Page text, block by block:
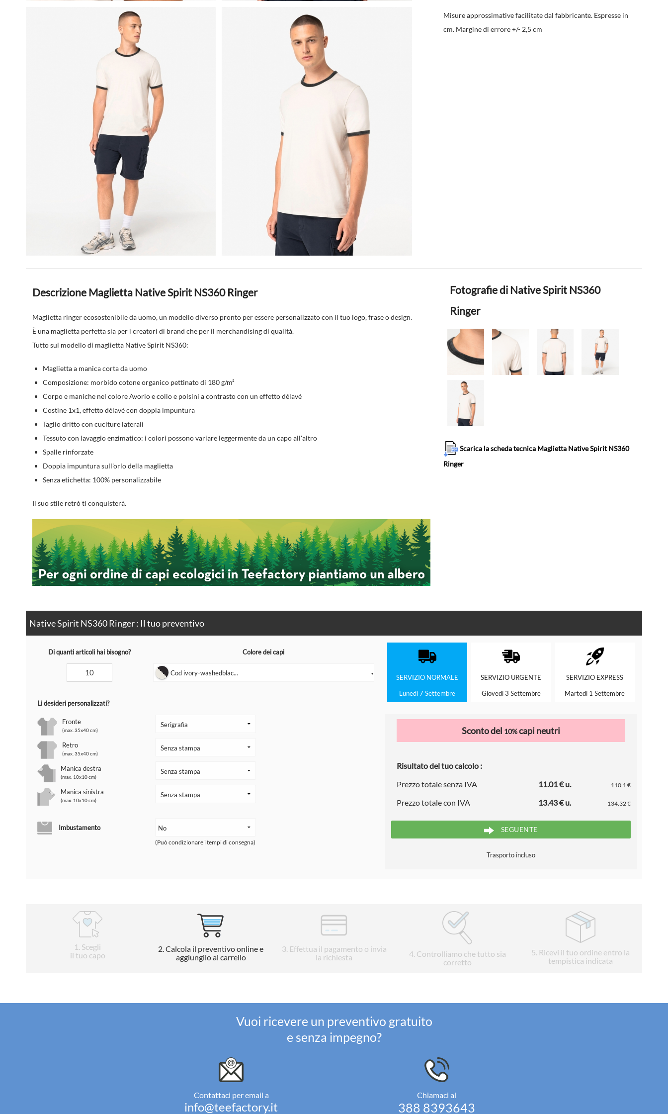
Misure approssimative facilitate dal fabbricante. Espresse in
cm. Margine di errore +/- 2,5 cm
Descrizione Maglietta Native Spirit NS360 Ringer
Maglietta ringer ecosostenibile da uomo, un modello diverso pronto per essere personalizzato con il tuo logo, frase o design.
È una maglietta perfetta sia per i creatori di brand che per il merchandising di qualità.
Tutto sul modello di maglietta Native Spirit NS360:
Maglietta a manica corta da uomo
Composizione: morbido cotone organico pettinato di 180 g/m²
Corpo e maniche nel colore Avorio e collo e polsini a contrasto con un effetto délavé
Costine 1x1, effetto délavé con doppia impuntura
Taglio dritto con cuciture laterali
Tessuto con lavaggio enzimatico: i colori possono variare leggermente da un capo all'altro
Spalle rinforzate
Doppia impuntura sull'orlo della maglietta
Senza etichetta: 100% personalizzabile
Il suo stile retrò ti conquisterà.
Fotografie di Native Spirit NS360
Ringer
Scarica la scheda tecnica Maglietta Native Spirit NS360
Ringer
Native Spirit NS360 Ringer : Il tuo preventivo
Di quanti articoli hai bisogno? Colore dei capi
Cod ivory-washedblac... ▼
Li desideri personalizzati?
Fronte
(max. 35x40 cm)
Retro
(max. 35x40 cm)
Manica destra
(max. 10x10 cm)
Manica sinistra
(max. 10x10 cm)
Imbustamento
(Può condizionare i tempi di consegna)
SERVIZIO NORMALE
Lunedì 7 Settembre
SERVIZIO URGENTE
Giovedì 3 Settembre
SERVIZIO EXPRESS
Martedì 1 Settembre
Sconto del 10%capi neutri
Risultato del tuo calcolo :
Prezzo totale senza IVA
11.01 € u. 110.1 €
Prezzo totale con IVA 13.43 € u. 134.32 €
SEGUENTE
Trasporto incluso
1 . Scegli
il tuo capo
2 . Calcola il preventivo online e
aggiungilo al carrello
3 . Effettua il pagamento o invia
la richiesta
4. Controlliamo che tutto sia
corretto
5. Ricevi il tuo ordine entro la
tempistica indicata
Vuoi ricevere un preventivo gratuito
e senza impegno?
Contattaci per email a
info@teefactory.it
Chiamaci al
388 8393643